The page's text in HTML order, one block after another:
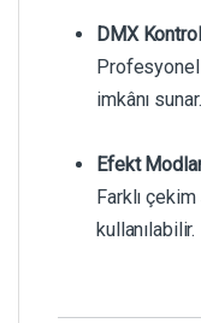
DMX
imkânı sunar.
Efekt
Farklı
kullanılabilir.